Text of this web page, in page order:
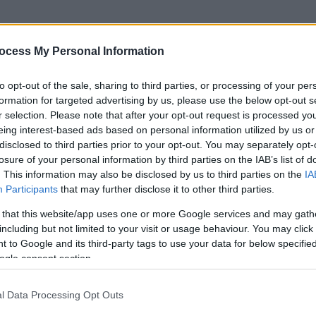
My Personal Information
opt-out of the sale, sharing to third parties, or processing of your
for targeted advertising by us, please use the below opt-out
selection. Please note that after your opt-out request is processed
interest-based ads based on personal information utilized by us
to third parties prior to your opt-out. You may separately
of your personal information by third parties on the IAB’s list of
This information may also be disclosed by us to third parties on the
Participants that may further disclose it to other third parties.
that this website/app uses one or more Google services and may
but not limited to your visit or usage behaviour. You may
to Google and its third-party tags to use your data for below
consent section.
Data Processing Opt Outs
Άμυνας ανέφερε χθες Σάββατο ότι οι
ουκρανικά τανκς και τεθωρακισμένα
και 112 ελικόπτερα.
Δημοκρατίες του
ελέγχονται σε μεγάλο βαθμό από
Γιατί δε θα γίνει εκταφή της
ο στόχος της προοδευτικής